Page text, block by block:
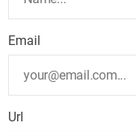
Email
Url